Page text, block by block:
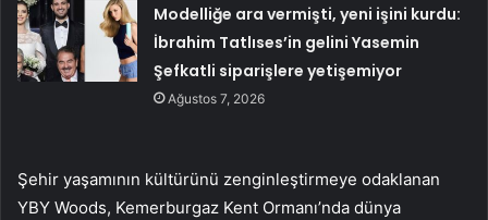
Modelliğe ara vermişti, yeni işini kurdu:
İbrahim Tatlıses’in gelini Yasemin
Şefkatli siparişlere yetişemiyor
Ağustos 7, 2026
Şehir yaşamının kültürünü zenginleştirmeye odaklanan
YBY Woods, Kemerburgaz Kent Ormanı’nda dünya